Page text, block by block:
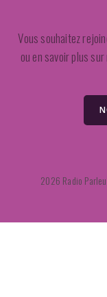
Vous souhaitez
ou en savoir plus
2026 Radio